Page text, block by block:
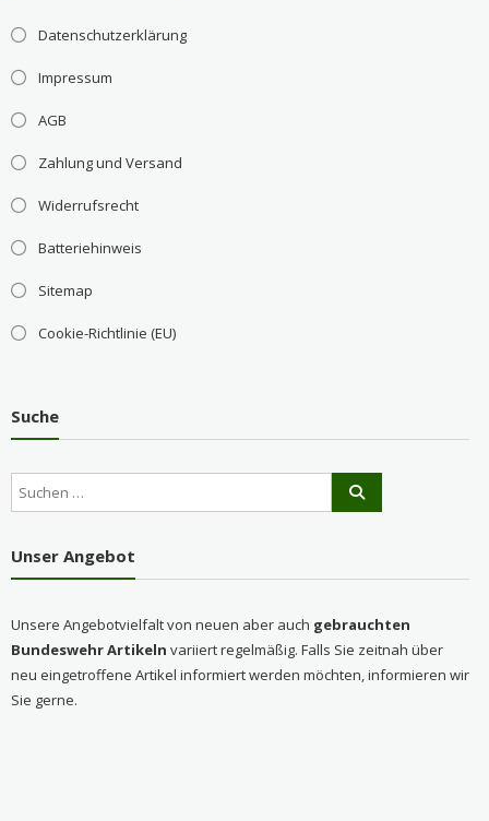
Datenschutzerklärung
Impressum
AGB
Zahlung und Versand
Widerrufsrecht
Batteriehinweis
Sitemap
Cookie-Richtlinie (EU)
Suche
Unser Angebot
Unsere Angebotvielfalt von neuen aber auch gebrauchten
Bundeswehr Artikeln variiert regelmäßig. Falls Sie zeitnah über
neu eingetroffene Artikel informiert werden möchten, informieren wir
Sie gerne.